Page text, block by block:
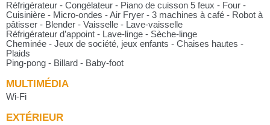
Réfrigérateur - Congélateur - Piano de cuisson 5 feux - Four -
Cuisinière - Micro-ondes - Air Fryer - 3 machines à café - Robot à
pâtisser - Blender - Vaisselle - Lave-vaisselle
Réfrigérateur d’appoint - Lave-linge - Sèche-linge
Cheminée - Jeux de société, jeux enfants - Chaises hautes -
Plaids
Ping-pong - Billard - Baby-foot
MULTIMÉDIA
Wi-Fi
EXTÉRIEUR